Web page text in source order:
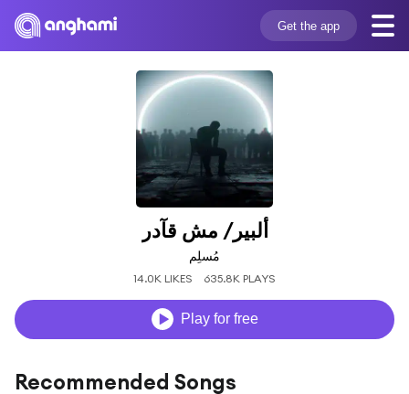
Get the app
ألبير/ مش قآدر
مُسلِم
14.0K LIKES 635.8K PLAYS
Play for free
Recommended Songs